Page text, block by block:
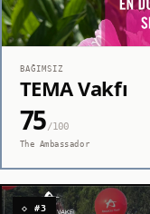
BAĞIMSIZ
TEMA Vakfı
75/100
The Ambassador
◇ #3